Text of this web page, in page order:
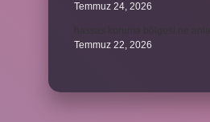
Temmuz 24, 2026
Temmuz 22, 2026